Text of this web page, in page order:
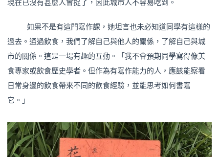
現在已沒有甚麼人會捉了，因此城市人不容易吃到。
如果不是有這門寫作課，她坦言也未必知道同學有這樣的
過去。通過飲食，我們了解自己與他人的關係，了解自己與城
市的關係。這是一場有趣的互動。「我不會預期同學寫得像美
食專家或飲食歷史學者。但作為有寫作能力的人，應該能察看
日常身邊的飲食帶來不同的飲食經驗，並能思考如何書寫
它。」